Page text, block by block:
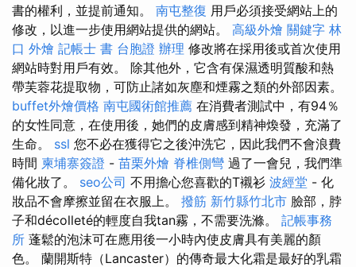
書的權利，並提前通知。 南屯整復 用戶必須接受網站上的
修改，以進一步使用網站提供的網站。 高級外燴 關鍵字 林
口 外燴 記帳士 書 台胞證 辦理 修改將在採用後或首次使用
網站時對用戶有效。 除其他外，它含有保濕透明質酸和熱
帶芙蓉花提取物，可防止諸如灰塵和煙霧之類的外部因素。
buffet外燴價格 南屯國術館推薦 在消費者測試中，有94％
的女性同意，在使用後，她們的皮膚感到精神煥發，充滿了
生命。 ssl 您不必在獲得它之後沖洗它，因此我們不會浪費
時間 柬埔寨簽證 - 苗栗外燴 脊椎側彎 過了一會兒，我們準
備化妝了。 seo公司 不用擔心您喜歡的T襯衫 波經堂 - 化
妝品不會摩擦並留在衣服上。 撥筋 新竹縣竹北市 臉部，脖
子和décolleté的輕度自我tan霧，不需要洗滌。 記帳事務
所 蓬鬆的泡沫可在應用後一小時內使皮膚具有美麗的顏
色。 蘭開斯特（Lancaster）的傳奇最大化霜是最好的乳霜